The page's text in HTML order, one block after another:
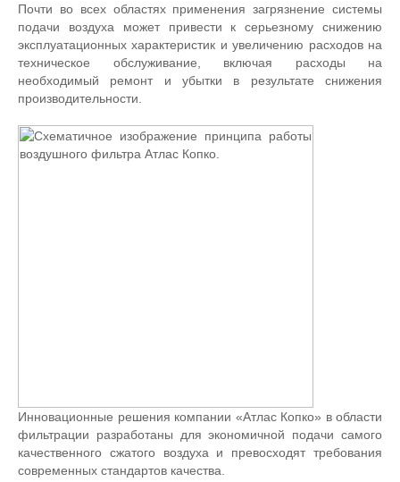
Почти во всех областях применения загрязнение системы
подачи воздуха может привести к серьезному снижению
эксплуатационных характеристик и увеличению расходов на
техническое обслуживание, включая расходы на
необходимый ремонт и убытки в результате снижения
производительности.
Инновационные решения компании «Атлас Копко» в области
фильтрации разработаны для экономичной подачи самого
качественного сжатого воздуха и превосходят требования
современных стандартов качества.